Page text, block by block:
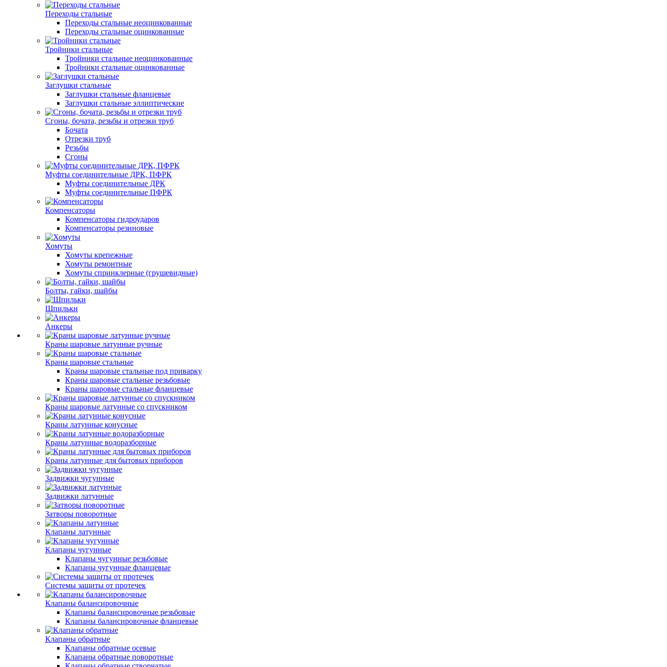
Переходы стальные
Переходы стальные неоцинкованные
Переходы стальные оцинкованные
Тройники стальные
Тройники стальные неоцинкованные
Тройники стальные оцинкованные
Заглушки стальные
Заглушки стальные фланцевые
Заглушки стальные эллиптические
Сгоны, бочата, резьбы и отрезки труб
Бочата
Отрезки труб
Резьбы
Сгоны
Муфты соединительные ДРК, ПФРК
Муфты соединительные ДРК
Муфты соединительные ПФРК
Компенсаторы
Компенсаторы гидроударов
Компенсаторы резиновые
Хомуты
Хомуты крепежные
Хомуты ремонтные
Хомуты спринклерные (грушевидные)
Болты, гайки, шайбы
Шпильки
Анкеры
Краны шаровые латунные ручные
Краны шаровые стальные
Краны шаровые стальные под приварку
Краны шаровые стальные резьбовые
Краны шаровые стальные фланцевые
Краны шаровые латунные со спускником
Краны латунные конусные
Краны латунные водоразборные
Краны латунные для бытовых приборов
Задвижки чугунные
Задвижки латунные
Затворы поворотные
Клапаны латунные
Клапаны чугунные
Клапаны чугунные резьбовые
Клапаны чугунные фланцевые
Системы защиты от протечек
Клапаны балансировочные
Клапаны балансировочные резьбовые
Клапаны балансировочные фланцевые
Клапаны обратные
Клапаны обратные осевые
Клапаны обратные поворотные